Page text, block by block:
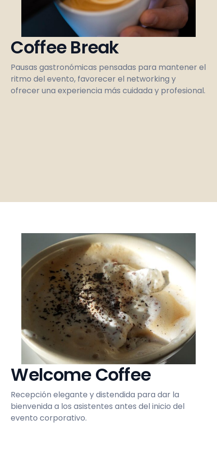
Coffee Break
Pausas gastronómicas pensadas para mantener el
ritmo del evento, favorecer el networking y
ofrecer una experiencia más cuidada y profesional.
Welcome Coffee
Recepción elegante y distendida para dar la
bienvenida a los asistentes antes del inicio del
evento corporativo.